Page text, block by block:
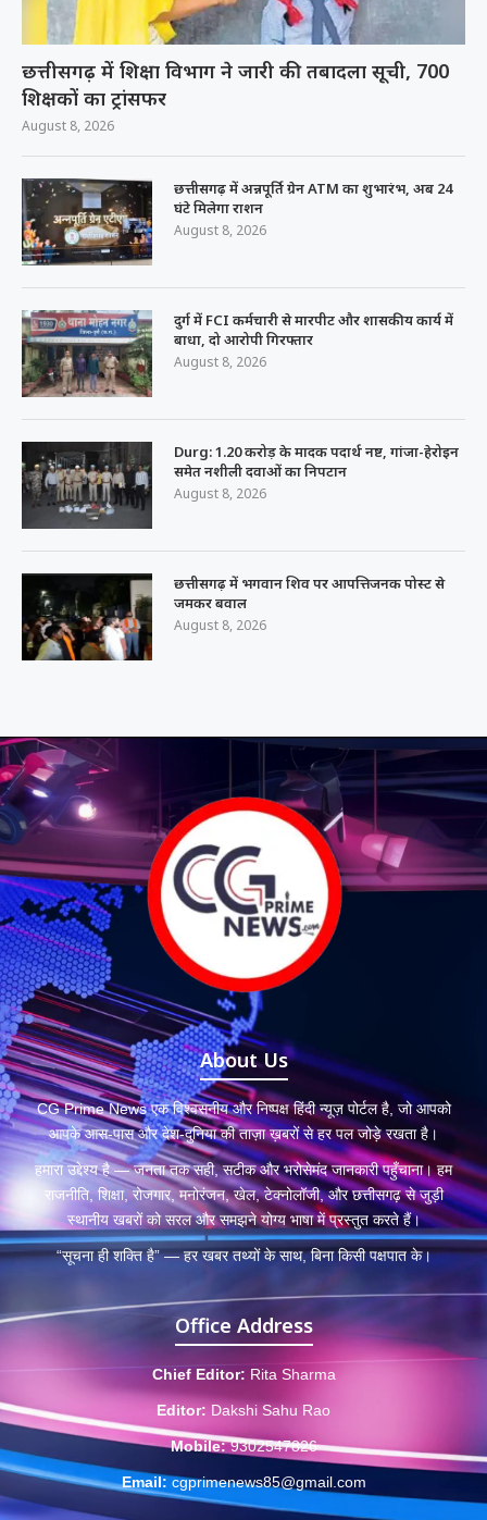
छत्तीसगढ़ में शिक्षा विभाग ने जारी की तबादला सूची, 700
शिक्षकों का ट्रांसफर
August 8, 2026
छत्तीसगढ़ में अन्नपूर्ति ग्रेन ATM का शुभारंभ, अब 24
घंटे मिलेगा राशन
August 8, 2026
दुर्ग में FCI कर्मचारी से मारपीट और शासकीय कार्य में
बाधा, दो आरोपी गिरफ्तार
August 8, 2026
Durg: 1.20 करोड़ के मादक पदार्थ नष्ट, गांजा-हेरोइन
समेत नशीली दवाओं का निपटान
August 8, 2026
छत्तीसगढ़ में भगवान शिव पर आपत्तिजनक पोस्ट से
जमकर बवाल
August 8, 2026
About Us
CG Prime News एक विश्वसनीय और निष्पक्ष हिंदी न्यूज़ पोर्टल है, जो आपको
आपके आस-पास और देश-दुनिया की ताज़ा ख़बरों से हर पल जोड़े रखता है।
हमारा उद्देश्य है — जनता तक सही, सटीक और भरोसेमंद जानकारी पहुँचाना। हम
राजनीति, शिक्षा, रोजगार, मनोरंजन, खेल, टेक्नोलॉजी, और छत्तीसगढ़ से जुड़ी
स्थानीय खबरों को सरल और समझने योग्य भाषा में प्रस्तुत करते हैं।
“सूचना ही शक्ति है” — हर खबर तथ्यों के साथ, बिना किसी पक्षपात के।
Office Address
Chief Editor: Rita Sharma
Editor: Dakshi Sahu Rao
Mobile: 9302547826
Email: cgprimenews85@gmail.com